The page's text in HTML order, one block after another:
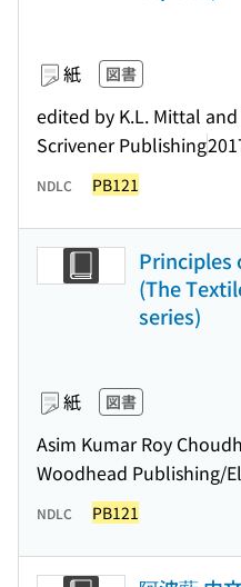
紙 図書
edited by K.L. Mittal
Scrivener Publishing
NDLC PB121
Principles
(The
series)
紙 図書
Asim Kumar Roy
Woodhead Publishing/
NDLC PB121